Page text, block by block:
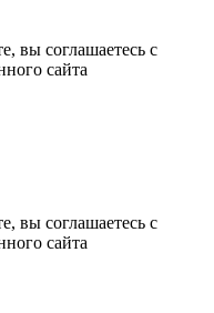
вы соглашаетесь с
сайта
вы соглашаетесь с
сайта